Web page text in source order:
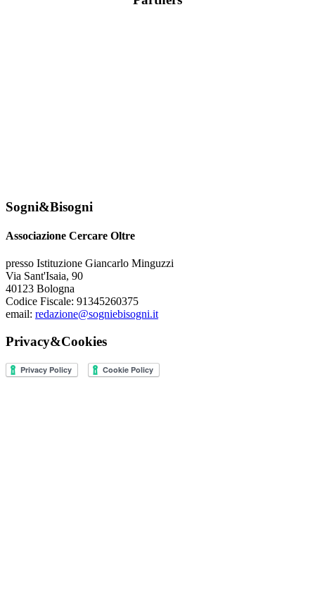
Sogni&Bisogni
Associazione Cercare Oltre
presso Istituzione Giancarlo Minguzzi
Via Sant'Isaia, 90
40123 Bologna
Codice Fiscale: 91345260375
email: redazione@sogniebisogni.it
Privacy&Cookies